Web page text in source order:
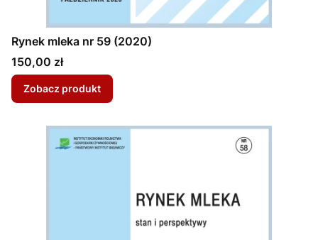
Rynek mleka nr 59 (2020)
Cena
150,00 zł
Zobacz produkt